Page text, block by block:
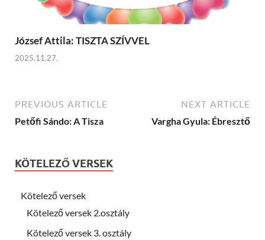
József Attila: TISZTA SZÍVVEL
2025.11.27.
PREVIOUS ARTICLE
Petőfi Sándo: A Tisza
NEXT ARTICLE
Vargha Gyula: Ébresztő
KÖTELEZŐ VERSEK
Kötelező versek
Kötelező versek 2.osztály
Kötelező versek 3. osztály